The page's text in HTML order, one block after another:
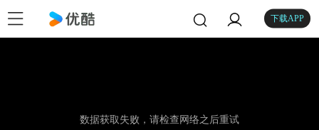
下载APP
数据获取失败，请检查网络之后重试